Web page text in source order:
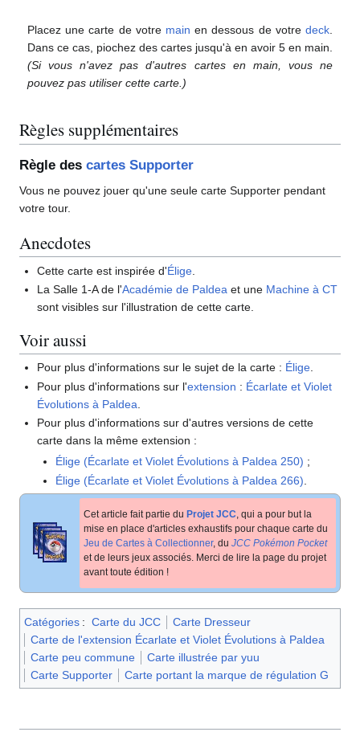
Placez une carte de votre main en dessous de votre deck.
Dans ce cas, piochez des cartes jusqu'à en avoir 5 en main.
(Si vous n'avez pas d'autres cartes en main, vous ne
pouvez pas utiliser cette carte.)
Règles supplémentaires
Règle des cartes Supporter
Vous ne pouvez jouer qu'une seule carte Supporter pendant
votre tour.
Anecdotes
Cette carte est inspirée d'Élige
La Salle 1-A de l'Académie de Paldea et une Machine à CT
sont visibles sur l'illustration de cette carte.
Voir aussi
Pour plus d'informations sur le sujet de la carte : Élige.
Pour plus d'informations sur l'extension : Écarlate et Violet
Évolutions à Paldea
Pour plus d'informations sur d'autres versions de cette
carte dans la même extension :
Élige (Écarlate et Violet Évolutions à Paldea 250) ;
Élige (Écarlate et Violet Évolutions à Paldea 266)
Cet article fait partie du Projet JCC , qui a pour but la
mise en place d'articles exhaustifs pour chaque carte du
Jeu de Cartes à Collectionner, du JCC Pokémon Pocket
et de leurs jeux associés. Merci de lire la page du projet
avant toute édition !
Catégories : Carte du JCC
Carte Dresseur
Carte de l'extension Écarlate et Violet Évolutions à Paldea
Carte peu commune
Carte illustrée par yuu
Carte Supporter
Carte portant la marque de régulation G